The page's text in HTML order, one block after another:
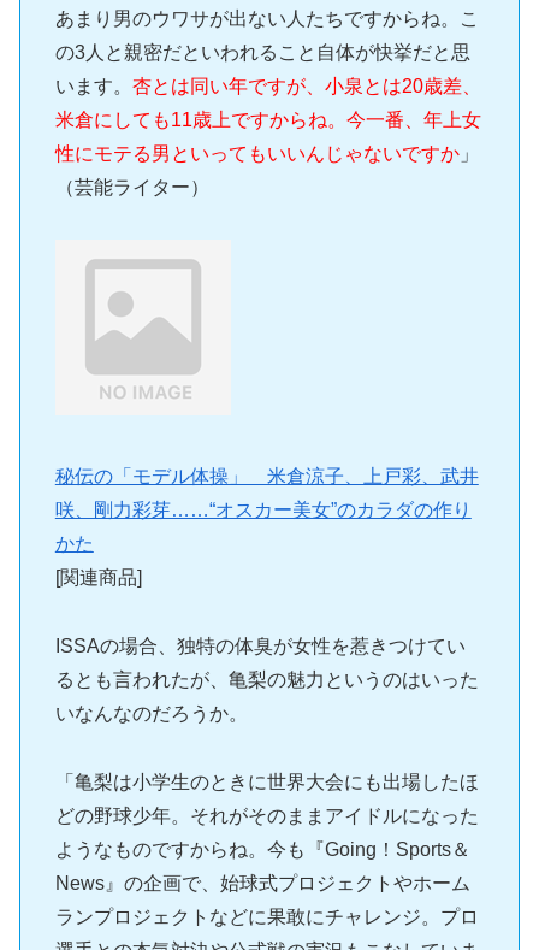
あまり男のウワサが出ない人たちですからね。こ
の3人と親密だといわれること自体が快挙だと思
います。 杏とは同い年ですが、小泉とは20歳差、
米倉にしても11歳上ですからね。今一番、年上女
性にモテる男といってもいいんじゃないですか」
（芸能ライター）
秘伝の「モデル体操」 米倉涼子、上戸彩、武井
咲、剛力彩芽……“オスカー美女”のカラダの作り
かた
[関連商品]
ISSAの場合、独特の体臭が女性を惹きつけてい
るとも言われたが、亀梨の魅力というのはいった
いなんなのだろうか。
「亀梨は小学生のときに世界大会にも出場したほ
どの野球少年。それがそのままアイドルになった
ようなものですからね。今も『Going！Sports＆
News』の企画で、始球式プロジェクトやホーム
ランプロジェクトなどに果敢にチャレンジ。プロ